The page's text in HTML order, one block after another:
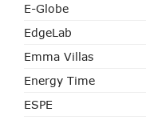
E-Globe
EdgeLab
Emma Villas
Energy Time
ESPE